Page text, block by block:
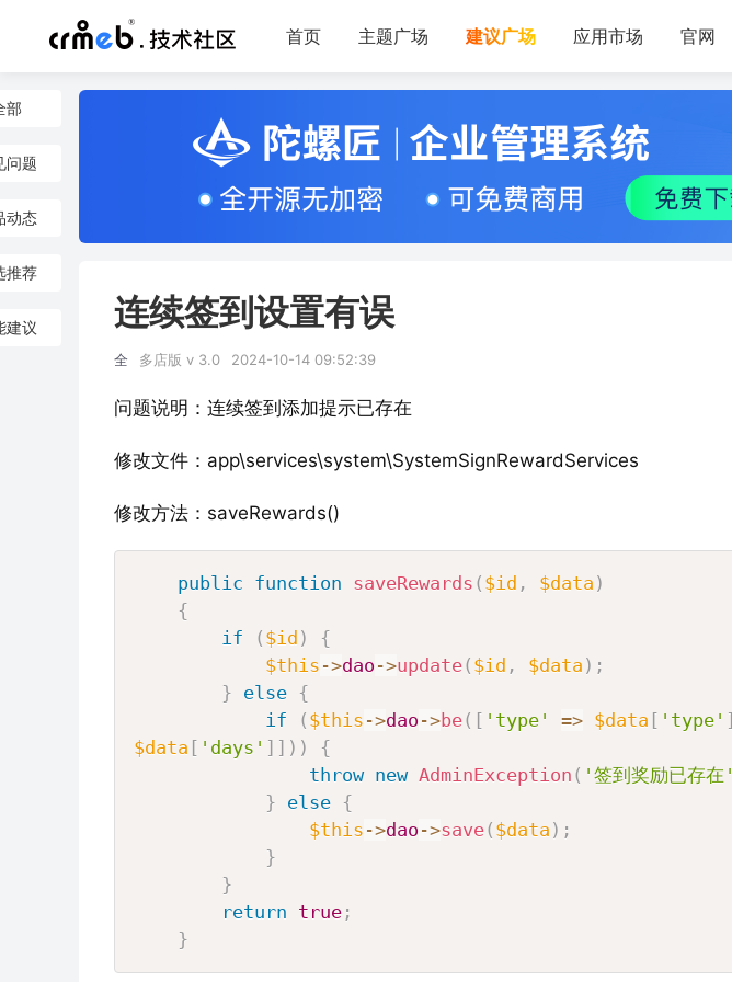
首页 主题广场 建议广场 应用市场 官网
部
问题
动态
推荐
建议 连续签到设置有误
全 多店版 v 3.0 2024-10-14 09:52:39
问题说明：连续签到添加提示已存在
修改文件：app\services\system\SystemSignRewardServices
修改方法：saveRewards()
public function saveRewards ( $id , $data )
{
if
( $id )
{
$this ->dao ->update( $id , $data ) ;
} else {
if
( $this ->dao ->be( [ 'type' => $data [ 'type' ]
$data [ 'days' ] ] ) )
{
throw new AdminException ( '签到奖励已存在'
} else {
$this ->dao ->save( $data ) ;
}
}
return true ;
}